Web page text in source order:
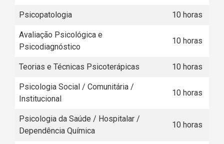
Psicopatologia 10 horas
Avaliação Psicológica e
Psicodiagnóstico
10 horas
Teorias e Técnicas Psicoterápicas 10 horas
Psicologia Social / Comunitária /
Institucional
10 horas
Psicologia da Saúde / Hospitalar /
Dependência Química
10 horas